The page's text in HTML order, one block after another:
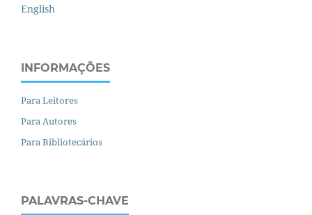
English
INFORMAÇÕES
Para Leitores
Para Autores
Para Bibliotecários
PALAVRAS-CHAVE